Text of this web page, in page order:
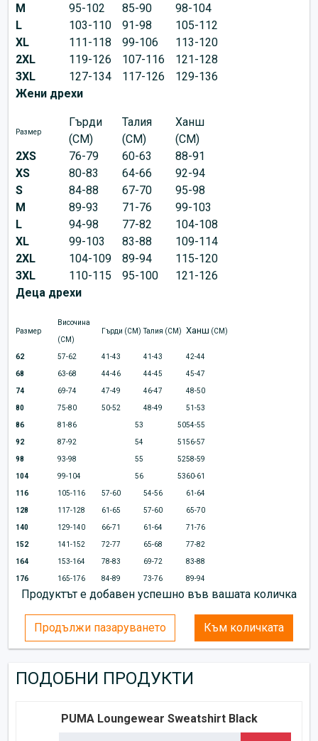
M 95-102 85-90
98-104
L
103-110 91-98
105-112
XL
111-118 99-106
113-120
2XL
119-126 107-116
121-128
3XL
127-134 117-126
129-136
Жени дрехи
Размер
Гърди
(CM)
Талия
(CM)
Ханш
(CM)
2XS
76-79 60-63
88-91
XS
80-83 64-66
92-94
S
84-88 67-70
95-98
M
89-93 71-76
99-103
L
94-98 77-82
104-108
XL
99-103 83-88
109-114
2XL
104-109 89-94
115-120
3XL
110-115 95-100
121-126
Деца дрехи
Размер
Височина
(CM)
Гърди (CM) Талия (CM) Ханш (CM)
62 57-62 41-43 41-43 42-44
68 63-68 44-46 44-45 45-47
74 69-74 47-49 46-47 48-50
80 75-80 50-52 48-49 51-53
86 81-86 53 5054-55
92 87-92 54 5156-57
98 93-98 55 5258-59
104 99-104 56 5360-61
116 105-116 57-60 54-56 61-64
128 117-128 61-65 57-60 65-70
140 129-140 66-71 61-64 71-76
152 141-152 72-77 65-68 77-82
164 153-164 78-83 69-72 83-88
176 165-176 84-89 73-76 89-94
Продуктът е добавен успешно във вашата количка
Продължи пазаруването Към количката
ПОДОБНИ ПРОДУКТИ
PUMA Loungewear Sweatshirt Black